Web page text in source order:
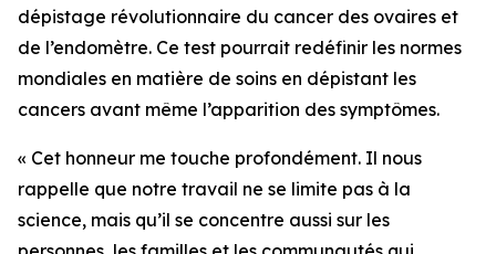
dépistage révolutionnaire du cancer des ovaires et
de l’endomètre. Ce test pourrait redéfinir les normes
mondiales en matière de soins en dépistant les
cancers avant même l’apparition des symptômes.
« Cet honneur me touche profondément. Il nous
rappelle que notre travail ne se limite pas à la
science, mais qu’il se concentre aussi sur les